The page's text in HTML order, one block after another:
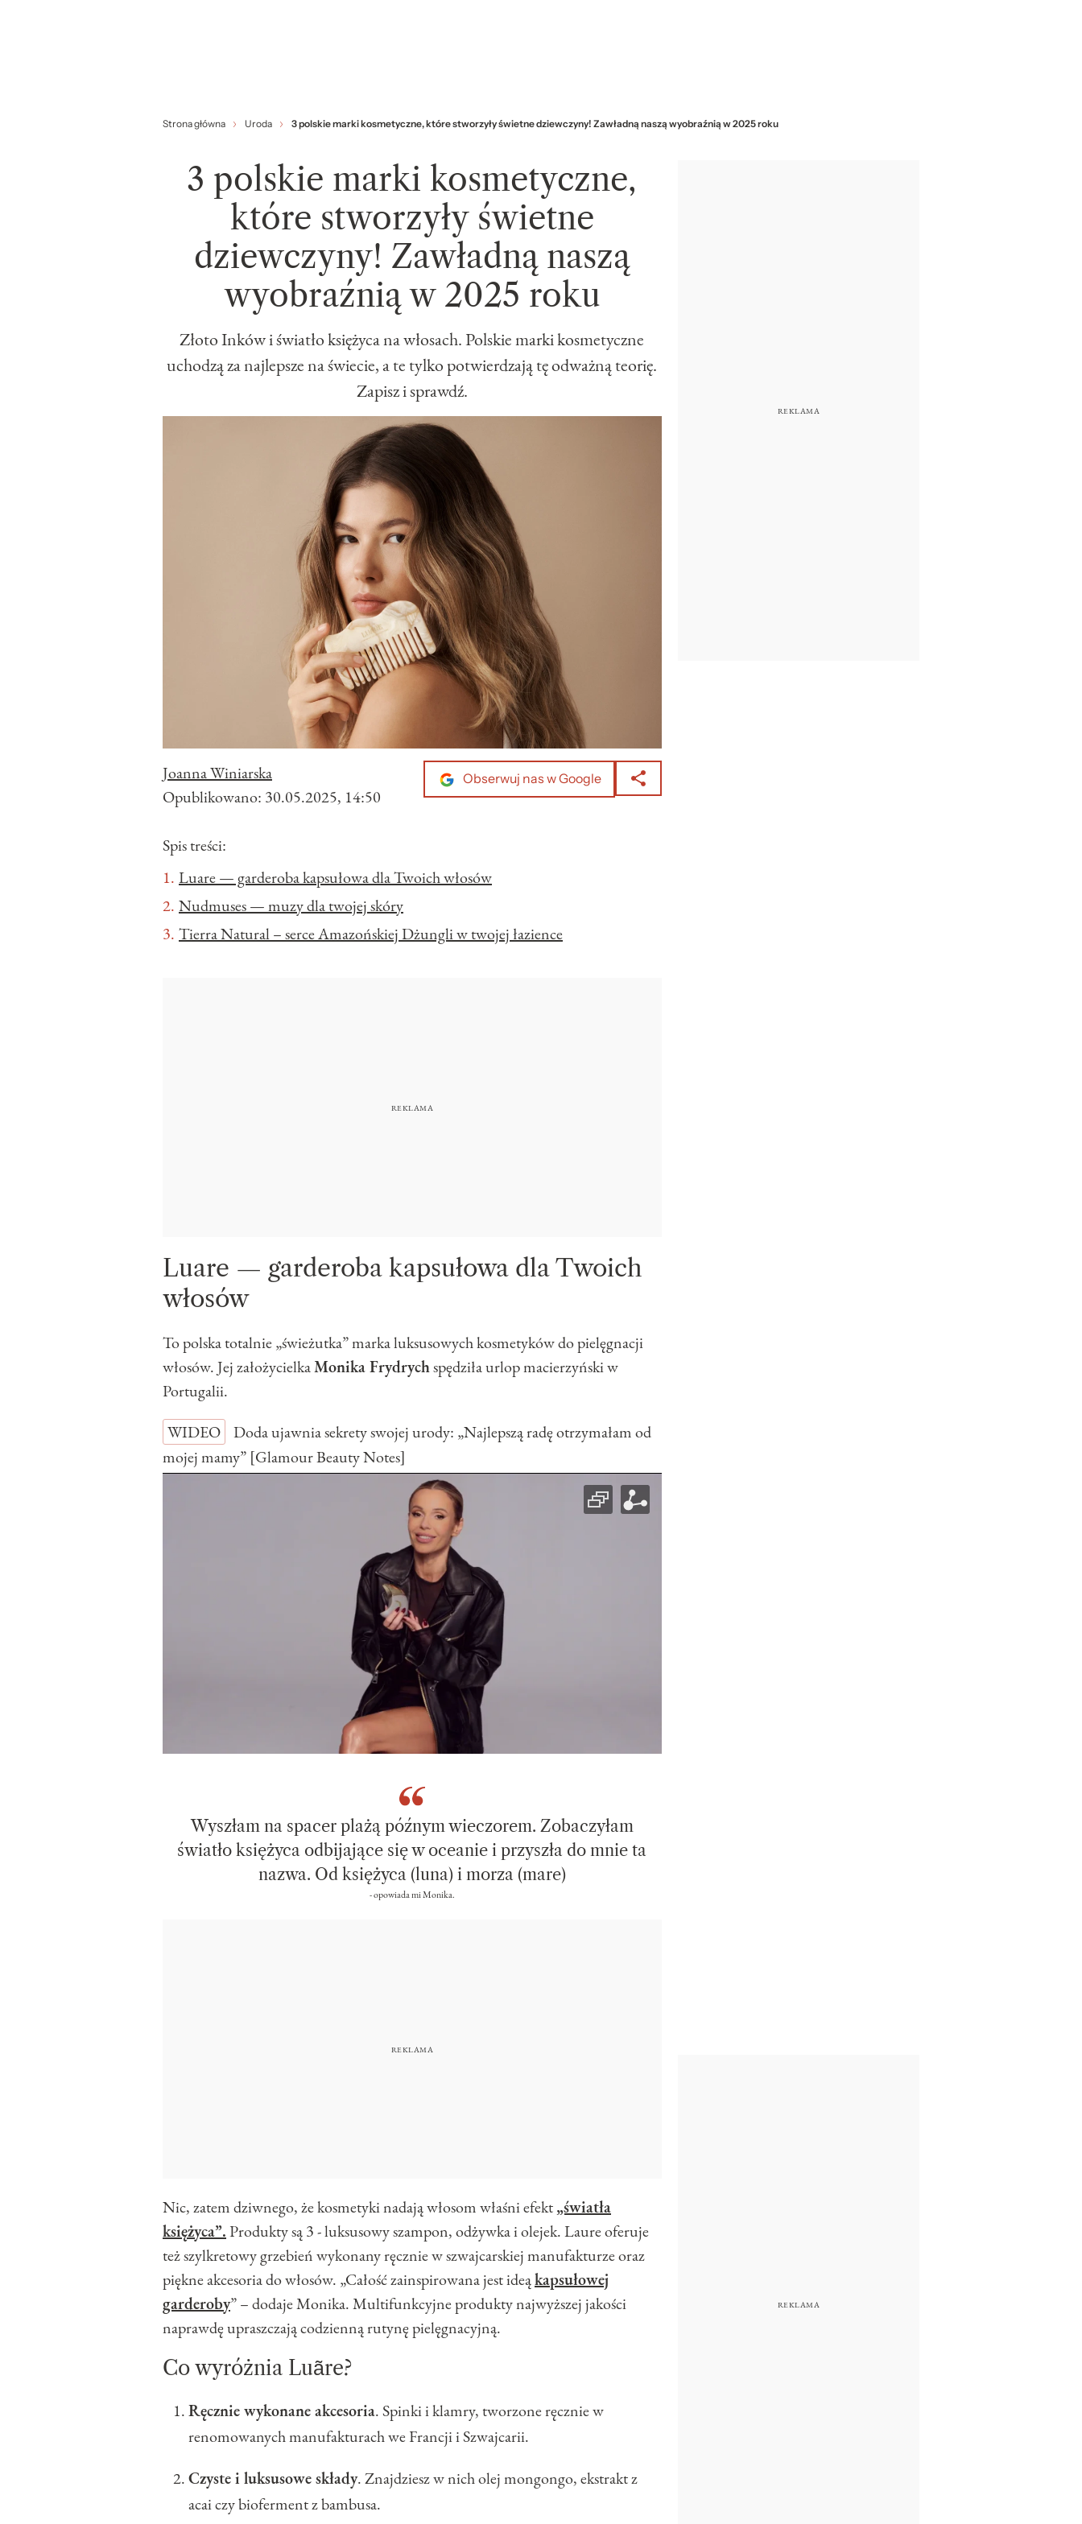
Strona główna Uroda 3 polskie marki kosmetyczne, które stworzyły świetne dziewczyny! Zawładną naszą wyobraźnią w 2025 roku
3 polskie marki kosmetyczne,
które stworzyły świetne
dziewczyny! Zawładną naszą
wyobraźnią w 2025 roku
Złoto Inków i światło księżyca na włosach. Polskie marki kosmetyczne
uchodzą za najlepsze na świecie, a te tylko potwierdzają tę odważną teorię.
Zapisz i sprawdź.
Joanna Winiarska
Opublikowano: 30.05.2025, 14:50
Obserwuj nas w Google
Spis treści:
Luare — garderoba kapsułowa dla Twoich włosów
Nudmuses — muzy dla twojej skóry
Tierra Natural – serce Amazońskiej Dżungli w twojej łazience
Luare — garderoba kapsułowa dla Twoich
włosów
To polska totalnie „świeżutka” marka luksusowych kosmetyków do pielęgnacji
włosów. Jej założycielkaMonika Frydrychspędziła urlop macierzyński w
Portugalii.
WIDEO
Doda ujawnia sekrety swojej urody: „Najlepszą radę otrzymałam od
mojej mamy” [Glamour Beauty Notes]
Wyszłam na spacer plażą późnym wieczorem. Zobaczyłam
światło księżyca odbijające się w oceanie i przyszła do mnie ta
nazwa. Od księżyca (luna) i morza (mare)
- opowiada mi Monika.
Nic, zatem dziwnego, że kosmetyki nadają włosom właśni efekt„światła
księżyca”.Produkty są 3 - luksusowy szampon, odżywka i olejek. Laure oferuje
też szylkretowy grzebień wykonany ręcznie w szwajcarskiej manufakturze oraz
piękne akcesoria do włosów. „Całość zainspirowana jest ideąkapsułowej
garderoby” – dodaje Monika. Multifunkcyjne produkty najwyższej jakości
naprawdę upraszczają codzienną rutynę pielęgnacyjną.
Co wyróżnia Luãre?
Ręcznie wykonane akcesoria. Spinki i klamry, tworzone ręcznie w
renomowanych manufakturach we Francji i Szwajcarii.
Czyste i luksusowe składy. Znajdziesz w nich olej mongongo, ekstrakt z
acai czy bioferment z bambusa.